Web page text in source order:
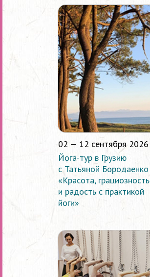
02 — 12 сентября 2026
Йога-тур в Грузию
с Татьяной Бородаенко
«Красота, грациозность
и радость с практикой
йоги»